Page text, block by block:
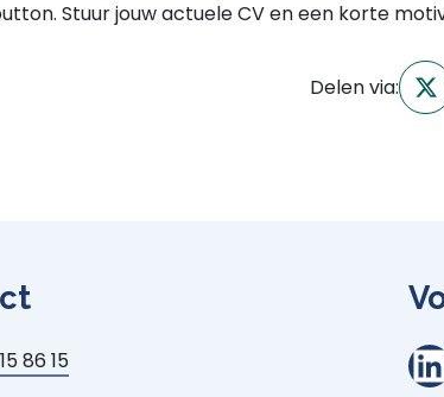
Stuur jouw actuele CV en een korte
Delen via:
86 15